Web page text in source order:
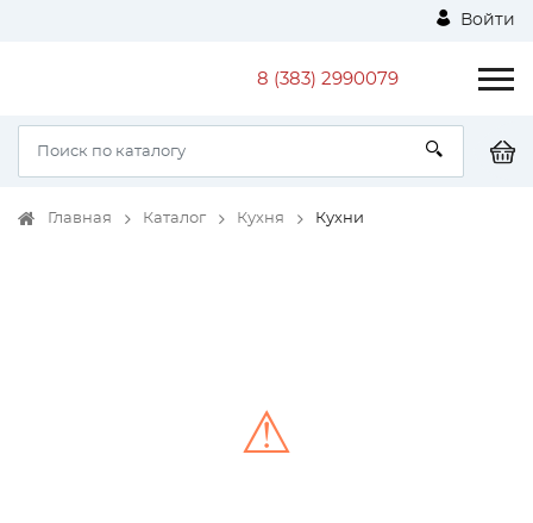
Войти
8 (383) 2990079
Главная Каталог Кухня Кухни
⚠